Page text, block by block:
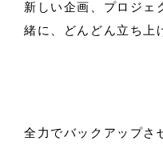
新しい企画、プロジェ
緒に、どんどん立ち上
全力でバックアップさ